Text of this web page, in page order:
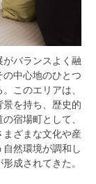
バランスよく融
の中心地のひとつ
このエリアは、
を持ち、歴史的
宿場町として、
ざまな文化や産
然環境が調和し
成されてきた。